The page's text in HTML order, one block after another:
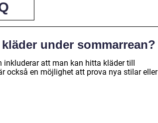
under sommarrean?
inkluderar att man kan hitta kläder till
också en möjlighet att prova nya stilar eller